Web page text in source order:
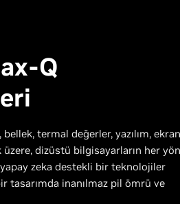
Q
bellek, termal değerler, yazılım,
üzere, dizüstü bilgisayarların her
zeka destekli bir teknolojiler
tasarımda inanılmaz pil ömrü ve